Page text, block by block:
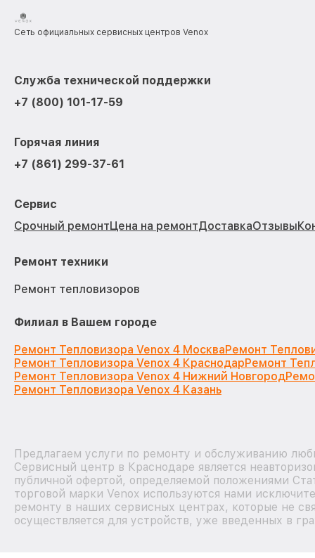
Сеть официальных сервисных центров Venox
Служба технической поддержки
+7 (800) 101-17-59
Горячая линия
+7 (861) 299-37-61
Сервис
Срочный ремонтЦена на ремонтДоставкаОтзывы
Ремонт техники
Ремонт тепловизоров
Филиал в Вашем городе
Ремонт Тепловизора Venox 4 МоскваРемонт
Ремонт Тепловизора Venox 4 КраснодарРемонт
Ремонт Тепловизора Venox 4 Нижний Новгород
Ремонт Тепловизора Venox 4 Казань
Предлагаем услуги по ремонту и обслуживанию
Сервисный центр в Краснодаре является
публичной офертой, определяемой положениями
торговой марки Venox используются нами
ремонту в наших сервисных центрах, которые не
осуществляется для устройств, уже введенных в